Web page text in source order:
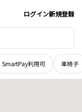
ログイン新規登録
SmartPay利用可 車椅子